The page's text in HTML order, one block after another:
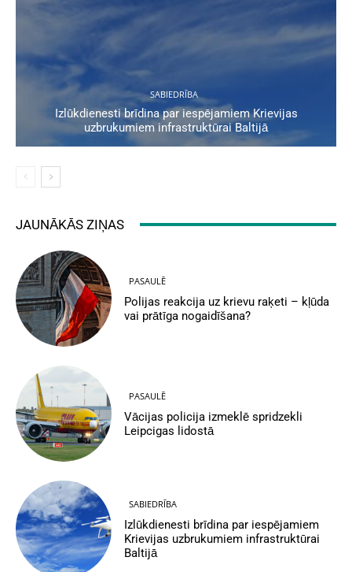
SABIEDRĪBA
Izlūkdienesti brīdina par iespējamiem Krievijas
uzbrukumiem infrastruktūrai Baltijā
JAUNĀKĀS ZIŅAS
PASAULĒ
Polijas reakcija uz krievu raķeti – kļūda
vai prātīga nogaidīšana?
PASAULĒ
Vācijas policija izmeklē spridzekli
Leipcigas lidostā
SABIEDRĪBA
Izlūkdienesti brīdina par iespējamiem
Krievijas uzbrukumiem infrastruktūrai
Baltijā